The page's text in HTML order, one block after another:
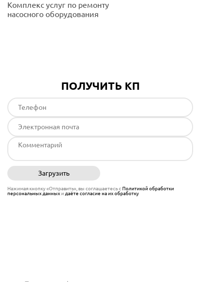
Комплекс услуг по ремонту
насосного оборудования
ПОЛУЧИТЬ КП
Загрузить
Нажимая кнопку «Отправить», вы соглашаетесь сПолитикой обработки
персональных данныхи даёте согласие на их обработку